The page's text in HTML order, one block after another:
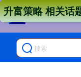
升富策略 相关话